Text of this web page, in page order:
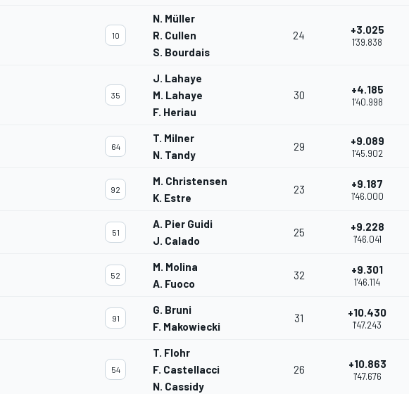
10
N. Müller
R. Cullen
S. Bourdais
24 +3.025
1'39.838
35
J. Lahaye
M. Lahaye
F. Heriau
30 +4.185
1'40.998
64
T. Milner
N. Tandy
29 +9.089
1'45.902
92
M. Christensen
K. Estre
23 +9.187
1'46.000
51
A. Pier Guidi
J. Calado
25 +9.228
1'46.041
52
M. Molina
A. Fuoco
32 +9.301
1'46.114
91
G. Bruni
F. Makowiecki
31 +10.430
1'47.243
54
T. Flohr
F. Castellacci
N. Cassidy
26 +10.863
1'47.676